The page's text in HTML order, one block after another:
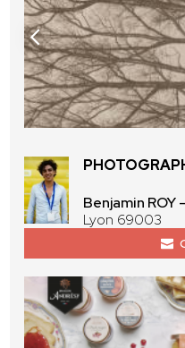
Benjamin ROY
Lyon 69003